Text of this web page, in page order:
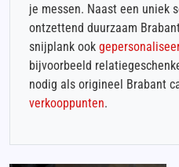
je messen. Naast een uniek
ontzettend duurzaam
snijplank ook
bijvoorbeeld
nodig als origineel Brabant
verkooppunten.